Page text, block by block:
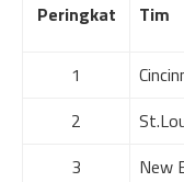
Peringkat Tim
1
2
3
New